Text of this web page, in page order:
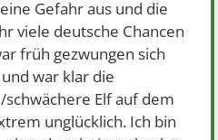
Gefahr aus und die
viele deutsche Chancen
früh gezwungen sich
war klar die
Elf auf dem
unglücklich. Ich bin